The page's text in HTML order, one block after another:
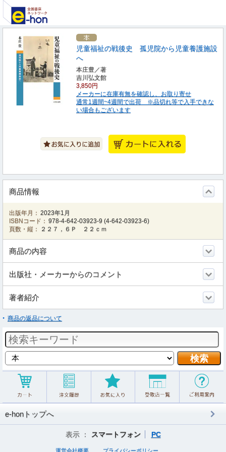
児童福祉の戦後史 孤児院から児童養護施設
へ
本庄豊／著
吉川弘文館
3,850円
メーカーに在庫有無を確認し、お取り寄せ
通常1週間~4週間で出荷 ※品切れ等で入手できな
い場合もございます
商品情報
出版年月： 2023年1月
ISBNコード： 978-4-642-03923-9 (4-642-03923-6)
頁数・縦：
２２７，６Ｐ ２２ｃｍ
商品の内容
出版社・メーカーからのコメント
著者紹介
商品の返品について
e-honトップへ
表示 ： スマートフォン PC
運営会社概要 プライバシーポリシー